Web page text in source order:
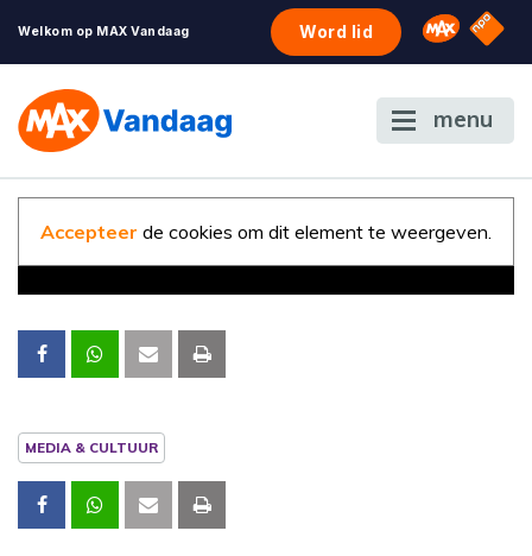
Welkom op MAX Vandaag Word lid Omroep
NPO
menu
Accepteer de cookies om dit element te weergeven.
MEDIA & CULTUUR